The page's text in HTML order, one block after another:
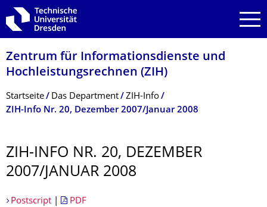
Zur Hauptnavigation springen
Zur Suche springen
Zum Inhalt springen
Zentrum für Informations­dienste und
Hochleistungs­rechnen (ZIH)
Breadcrumb-Menü
Startseite Das Department
ZIH-Info
ZIH-Info Nr. 20, Dezember 2007/Januar 2008
ZIH-INFO NR. 20, DEZEMBER
2007/JANUAR 2008
Postscript| PDF